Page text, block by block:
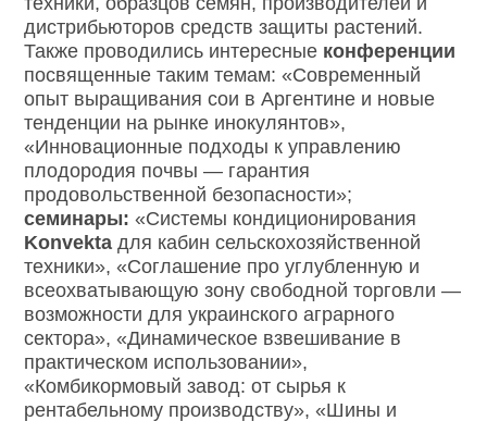
дистрибьюторов средств защиты растений.
Также проводились интересные конференции
посвященные таким темам: «Современный
опыт выращивания сои в Аргентине и новые
тенденции на рынке инокулянтов»,
«Инновационные подходы к управлению
плодородия почвы — гарантия
продовольственной безопасности»;
семинары: «Системы кондиционирования
Konvekta для кабин сельскохозяйственной
техники», «Соглашение про углубленную и
всеохватывающую зону свободной торговли —
возможности для украинского аграрного
сектора», «Динамическое взвешивание в
практическом использовании»,
«Комбикормовый завод: от сырья к
рентабельному производству», «Шины и